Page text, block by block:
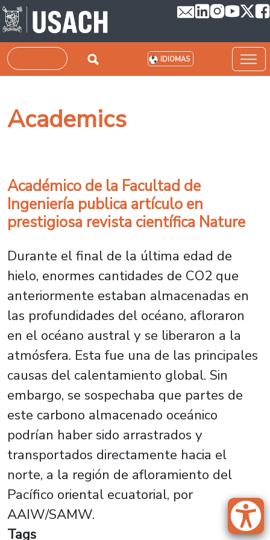
Pasar al contenido principal
Buscar IDIOMAS
Academics
Académico de la Facultad de
Ingeniería publica artículo en
prestigiosa revista científica Nature
Durante el final de la última edad de
hielo, enormes cantidades de CO2 que
anteriormente estaban almacenadas en
las profundidades del océano, afloraron
en el océano australy se liberaron a la
atmósfera. Esta fue una de las principales
causas del calentamiento global. Sin
embargo, se sospechaba que partes de
este carbono almacenado oceánico
podrían haber sido arrastrados y
transportados directamente hacia el
norte, a la región de afloramiento del
Pacífico oriental ecuatorial, por
AAIW/SAMW.
Tags